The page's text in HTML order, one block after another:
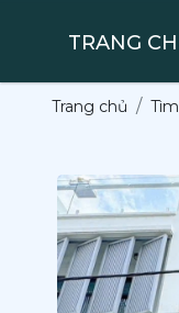
TRANG
Trang chủ